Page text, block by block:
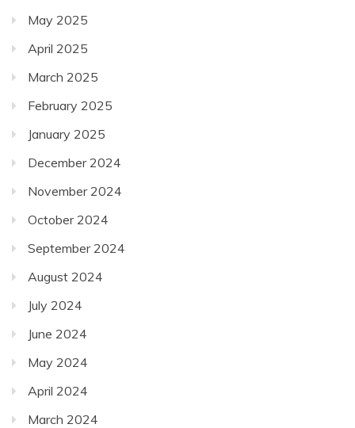
May 2025
April 2025
March 2025
February 2025
January 2025
December 2024
November 2024
October 2024
September 2024
August 2024
July 2024
June 2024
May 2024
April 2024
March 2024